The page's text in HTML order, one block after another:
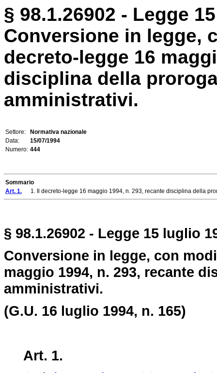
§ 98.1.26902 - Legge
Conversione in legge,
decreto-legge 16
disciplina della
amministrativi.
Settore:
Normativa nazionale
Data:
15/07/1994
Numero: 444
Sommario
Art. 1. 1. Il decreto-legge 16 maggio 1994, n. 293, recante disciplina della
§ 98.1.26902 - Legge 15 luglio
Conversione in legge, con
maggio 1994, n. 293, recante
amministrativi.
(G.U. 16 luglio 1994, n. 165)
Art. 1.